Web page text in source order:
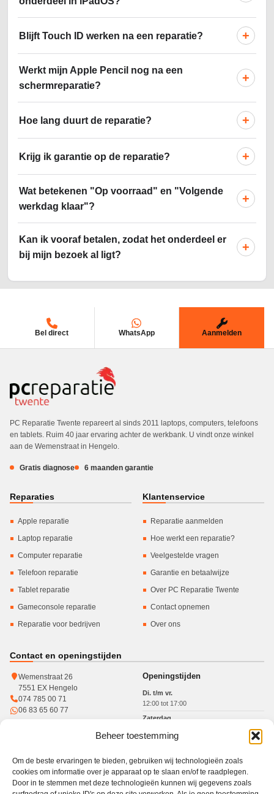
Beheer toestemming
Om de beste ervaringen te bieden, gebruiken wij technologieën zoals
cookies om informatie over je apparaat op te slaan en/of te raadplegen.
Door in te stemmen met deze technologieën kunnen wij gegevens zoals
Blijft Touch ID werken na een reparatie? +
Werkt mijn Apple Pencil nog na een
schermreparatie?
+
Hoe lang duurt de reparatie? +
Krijg ik garantie op de reparatie? +
Wat betekenen "Op voorraad" en "Volgende
werkdag klaar"?
+
Kan ik vooraf betalen, zodat het onderdeel er
bij mijn bezoek al ligt?
+
Bel direct WhatsApp Aanmelden
PC Reparatie Twente repareert al sinds 2011 laptops, computers, telefoons
en tablets. Ruim 40 jaar ervaring achter de werkbank. U vindt onze winkel
aan de Wemenstraat in Hengelo.
Gratis diagnose 6 maanden garantie
Reparaties
Apple reparatie
Laptop reparatie
Computer reparatie
Telefoon reparatie
Tablet reparatie
Gameconsole reparatie
Reparatie voor bedrijven
Klantenservice
Reparatie aanmelden
Hoe werkt een reparatie?
Veelgestelde vragen
Garantie en betaalwijze
Over PC Reparatie Twente
Contact opnemen
Over ons
Contact en openingstijden
Wemenstraat 26
7551 EX Hengelo
074 785 00 71
06 83 65 60 77
Openingstijden
Di. t/m vr.
12:00 tot 17:00
Zaterdag
Btw: NL005017071B31